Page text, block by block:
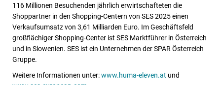
116 Millionen Besuchenden jährlich erwirtschafteten die
Shoppartner in den Shopping-Centern von SES 2025 einen
Verkaufsumsatz von 3,61 Milliarden Euro. Im Geschäftsfeld
großflächiger Shopping-Center ist SES Marktführer in Österreich
und in Slowenien. SES ist ein Unternehmen der SPAR Österreich
Gruppe.
Weitere Informationen unter:www.huma-eleven.at und